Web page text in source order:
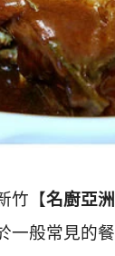
竹【名廚亞
一般常見的